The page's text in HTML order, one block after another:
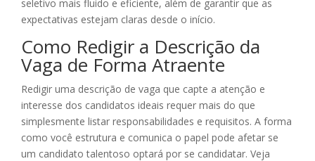
seletivo mais fluido e eficiente, além de garantir que as
expectativas estejam claras desde o início.
Como Redigir a Descrição da
Vaga de Forma Atraente
Redigir uma descrição de vaga que capte a atenção e
interesse dos candidatos ideais requer mais do que
simplesmente listar responsabilidades e requisitos. A forma
como você estrutura e comunica o papel pode afetar se
um candidato talentoso optará por se candidatar. Veja